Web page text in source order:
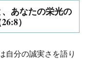
、あなたの栄光の
）
自分の誠実さを語り